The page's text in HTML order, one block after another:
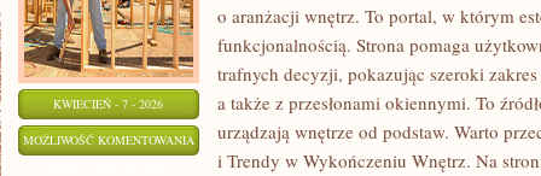
KWIECIEŃ - 7 - 2026
MOŻLIWOŚĆ KOMENTOWANIA KONSERWACJA
o aranżacji wnętrz. To portal, w którym
funkcjonalnością. Strona pomaga
trafnych decyzji, pokazując szeroki
a także z przesłonami okiennymi. To
urządzają wnętrze od podstaw. Warto
i Trendy w Wykończeniu Wnętrz. Na